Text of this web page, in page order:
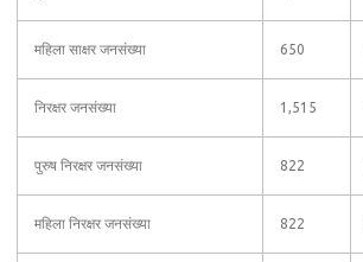
महिला साक्षर जनसंख्या 650
निरक्षर जनसंख्या 1,515
पुरुष निरक्षर जनसंख्या 822
महिला निरक्षर जनसंख्या 822